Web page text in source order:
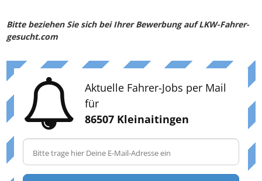
Bitte beziehen Sie sich bei Ihrer Bewerbung auf LKW-Fahrer-
gesucht.com
Aktuelle Fahrer-Jobs per Mail
für
86507 Kleinaitingen